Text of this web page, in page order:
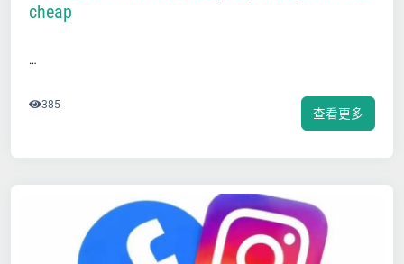
cheap
…
查看更多
385